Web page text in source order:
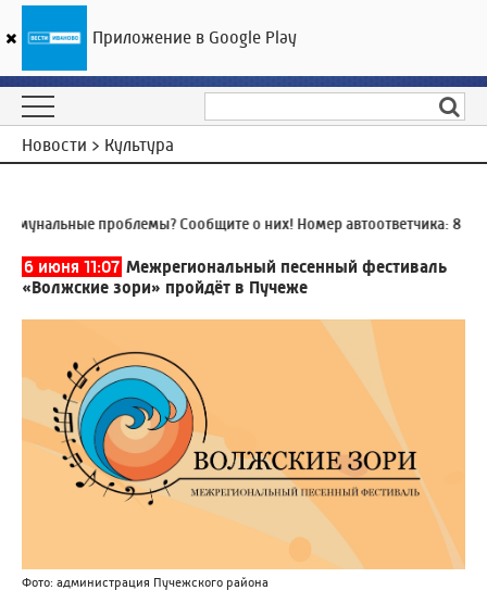
ГТРК «Ивтелерадио»
Новости > Культура
проблемы? Сообщите о них! Номер автоответчика:8
6 июня 11:07 Межрегиональный песенный фестиваль
«Волжские зори» пройдёт в Пучеже
Фото: администрация Пучежского района
Приложение в Google Play